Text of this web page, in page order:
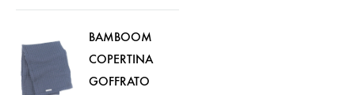
BAMBOOM
COPERTINA
GOFFRATO